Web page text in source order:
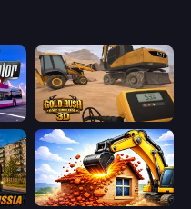
Gold Rush: Gold Simulator 3D
City Constructor